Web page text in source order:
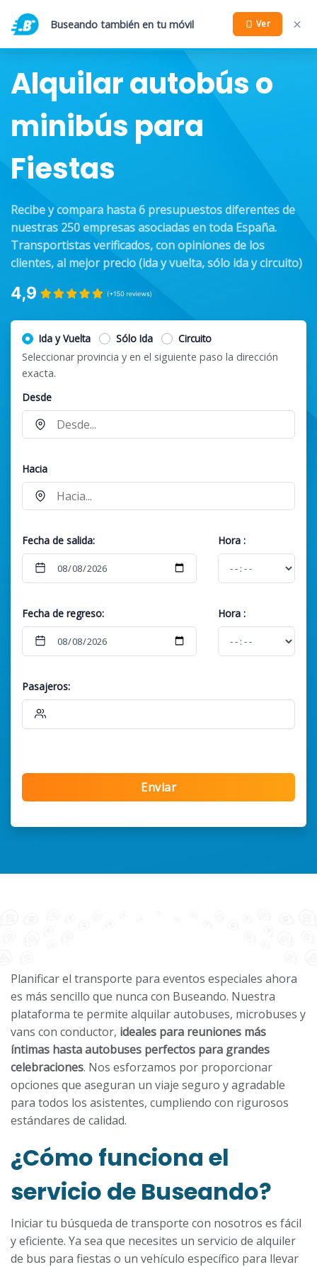
Buseando también en tu móvil Ver
Alquilar autobús o
minibús para
Fiestas
Recibe y compara hasta 6 presupuestos diferentes de
nuestras 250 empresas asociadas en toda España.
Transportistas verificados, con opiniones de los
clientes, al mejor precio (ida y vuelta, sólo ida y circuito)
Ida y Vuelta Sólo Ida
Circuito
Seleccionar provincia y en el siguiente paso la dirección
exacta.
Desde
Fecha de salida: Hora:
Pasajeros:
Hacia
Fecha de regreso: Hora:
Enviar
Planificar el transporte para eventos especiales ahora
es más sencillo que nunca con Buseando. Nuestra
plataforma te permite alquilar autobuses, microbuses y
vans con conductor, ideales para reuniones más
íntimas hasta autobuses perfectos para grandes
celebraciones. Nos esforzamos por proporcionar
opciones que aseguran un viaje seguro y agradable
para todos los asistentes, cumpliendo con rigurosos
estándares de calidad.
¿Cómo funciona el
servicio de Buseando?
Iniciar tu búsqueda de transporte con nosotros es fácil
y eficiente. Ya sea que necesites un servicio de alquiler
de bus para fiestas o un vehículo específico para llevar